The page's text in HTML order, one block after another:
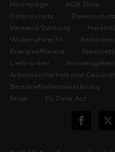
Homepage AGB Shop
Datenschutz
Versand/Zahlung
Widerrufsrecht
Energieeffizienz
Lieferanten
Arbeitssicherheit und
Barrierefreiheitserklärung
Shop
Eu Data Act
teilen